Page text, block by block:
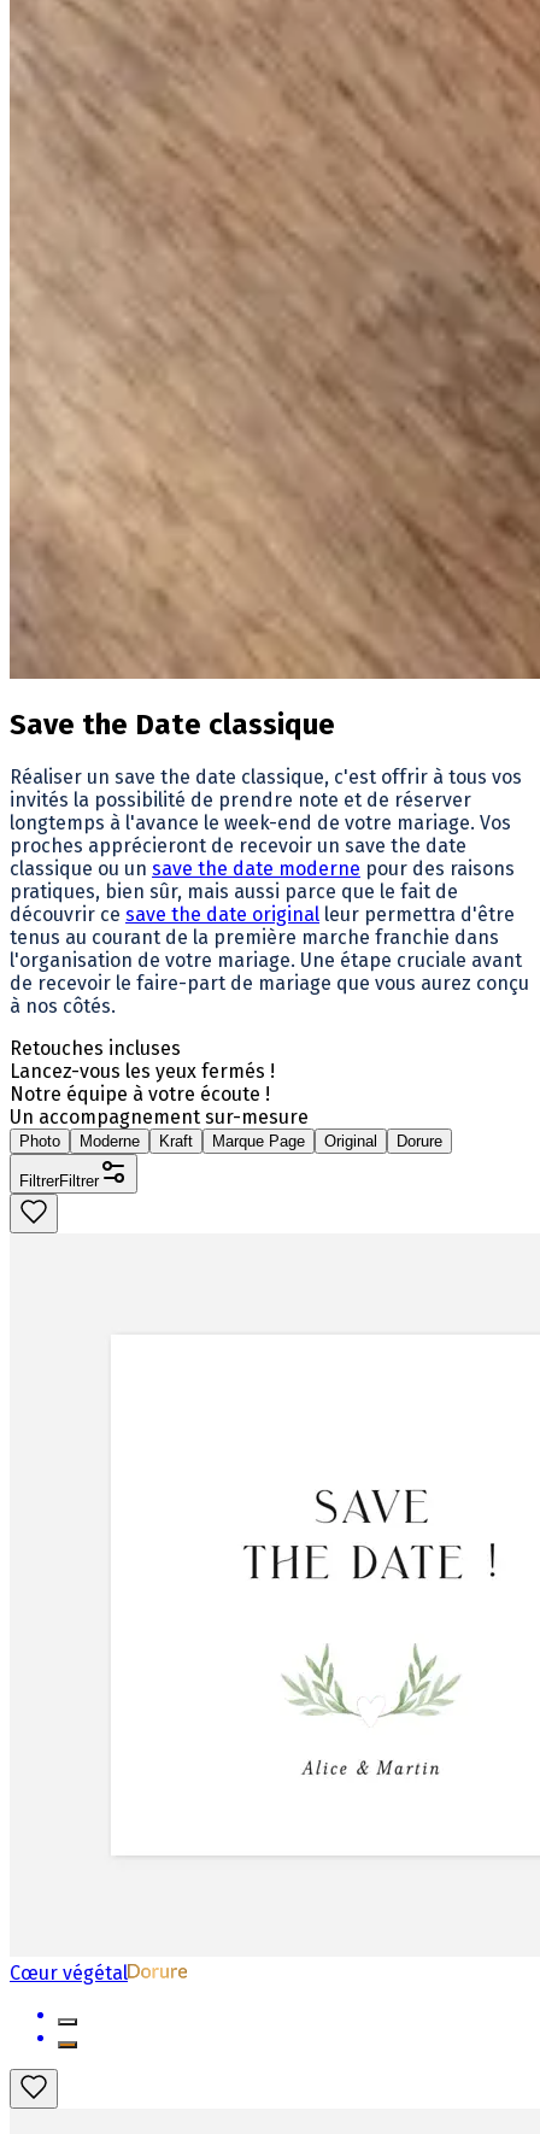
Save the Date classique
Réaliser un save the date classique, c'est offrir à tous vos
invités la possibilité de prendre note et de réserver
longtemps à l'avance le week-end de votre mariage. Vos
proches apprécieront de recevoir un save the date
classique ou un save the date moderne pour des raisons
pratiques, bien sûr, mais aussi parce que le fait de
découvrir ce save the date original leur permettra d'être
tenus au courant de la première marche franchie dans
l'organisation de votre mariage. Une étape cruciale avant
de recevoir le faire-part de mariage que vous aurez conçu
à nos côtés.
Retouches incluses
Lancez-vous les yeux fermés !
Notre équipe à votre écoute !
Un accompagnement sur-mesure
Photo Moderne Kraft Marque Page Original Dorure
FiltrerFiltrer
Cœur végétal